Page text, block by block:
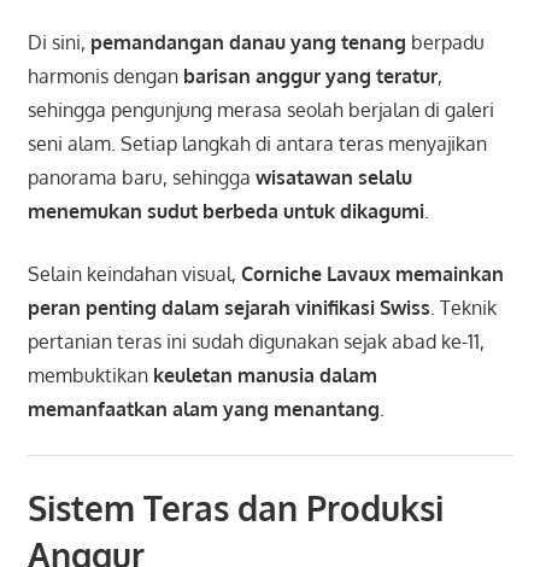
Di sini, pemandangan danau yang tenang berpadu
harmonis dengan barisan anggur yang teratur,
sehingga pengunjung merasa seolah berjalan di galeri
seni alam. Setiap langkah di antara teras menyajikan
panorama baru, sehingga wisatawan selalu
menemukan sudut berbeda untuk dikagumi.
Selain keindahan visual, Corniche Lavaux memainkan
peran penting dalam sejarah vinifikasi Swiss . Teknik
pertanian teras ini sudah digunakan sejak abad ke-11,
membuktikan keuletan manusia dalam
memanfaatkan alam yang menantang
Sistem Teras dan Produksi
Anggur